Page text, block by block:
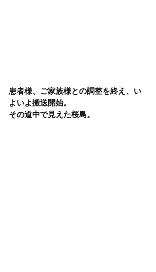
患者様、ご家族様との調整を終え、い
よいよ搬送開始。
その道中で見えた桜島。